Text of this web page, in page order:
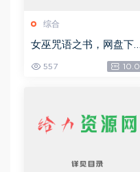
综合
女巫咒语之书，网盘下
557 10.0